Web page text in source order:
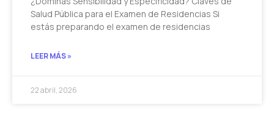
Salud Pública para el Examen de Residencias Si
estás preparando el examen de residencias
LEER MÁS »
22 abril, 2026